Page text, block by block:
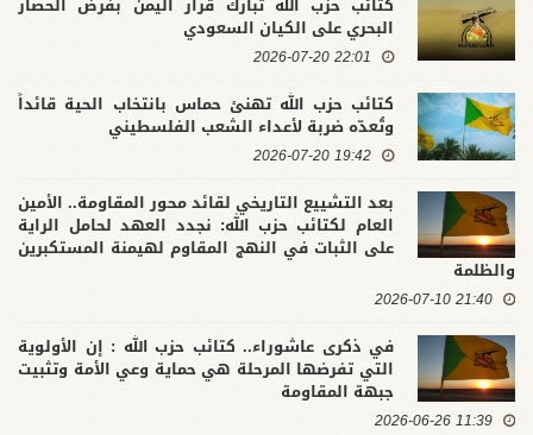
البحري على الكيان السعودي
22:01 2026-07-20
كتائب حزب الله تهنئ حماس بانتخاب الحية قائداً
وتُعدّه ضربة لأعداء الشعب الفلسطيني
19:42 2026-07-20
بعد التشييع التاريخي لقائد محور المقاومة.. الأمين
العام لكتائب حزب الله: نجدد العهد لحامل الراية
على الثبات في النهج المقاوم لهيمنة المستكبرين
والظلمة
21:40 2026-07-10
في ذكرى عاشوراء.. كتائب حزب الله : إن الأولوية
التي تفرضها المرحلة هي حماية وعي الأمة وتثبيت
جبهة المقاومة
11:39 2026-06-26